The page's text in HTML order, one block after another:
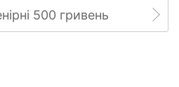
500 гривень